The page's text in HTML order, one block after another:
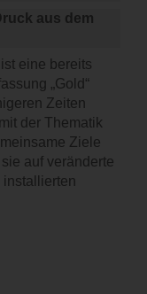
aus dem
eine bereits
„Gold“
Zeiten
der Thematik
Ziele
auf veränderte
installierten